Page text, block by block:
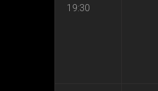
19:30